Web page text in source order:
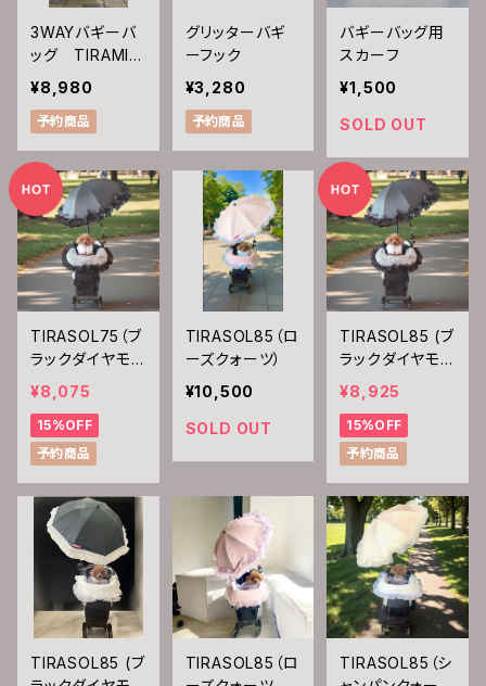
3WAYバギーバ
ッグ TIRAMIS
Uモデル（パープ
ルチュールフリ
ルタイプ）
¥8,980
予約商品
グリッターバギ
ーフック
¥3,280
予約商品
バギーバッグ用
スカーフ
¥1,500
SOLD OUT
TIRASOL75（ブ
ラックダイヤモン
ド）
¥8,075
15%OFF
予約商品
TIRASOL85（ロ
ーズクォーツ）
¥10,500
SOLD OUT
TIRASOL85 (ブ
ラックダイヤモン
ド）
¥8,925
15%OFF
予約商品
TIRASOL85 (ブ
TIRASOL85（ロ
TIRASOL85（シ